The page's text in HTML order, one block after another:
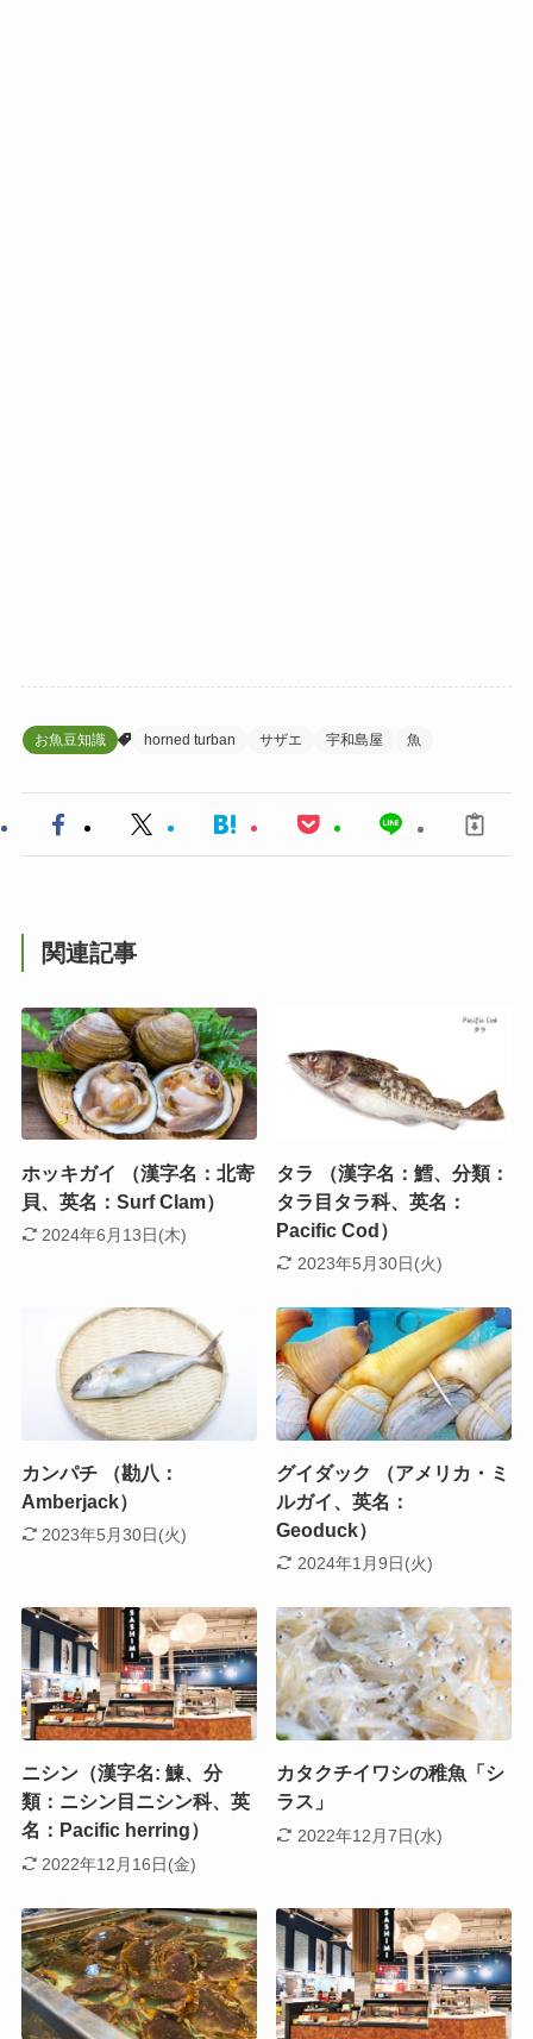
お魚豆知識 horned turban サザエ 宇和島屋 魚
関連記事
ホッキガイ （漢字名：北寄
貝、英名：Surf Clam）
2024年6月13日(木)
タラ （漢字名：鱈、分類：
タラ目タラ科、英名：
Pacific Cod）
2023年5月30日(火)
カンパチ （勘八：
Amberjack）
2023年5月30日(火)
グイダック （アメリカ・ミ
ルガイ、英名：
Geoduck）
2024年1月9日(火)
ニシン（漢字名: 鰊、分
類：ニシン目ニシン科、英
名：Pacific herring）
2022年12月16日(金)
カタクチイワシの稚魚「シ
ラス」
2022年12月7日(水)